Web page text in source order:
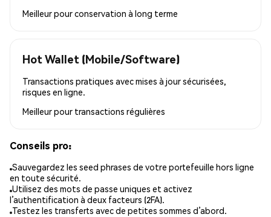
Meilleur pourconservation à long terme
Hot Wallet (Mobile/Software)
Transactions pratiques avec mises à jour sécurisées,
risques en ligne.
Meilleur pour transactions régulières
Conseils pro:
Sauvegardez les seed phrases de votre portefeuille hors ligne
en toute sécurité.
Utilisez des mots de passe uniques et activez
l’authentification à deux facteurs (2FA).
Testez les transferts avec de petites sommes d’abord.